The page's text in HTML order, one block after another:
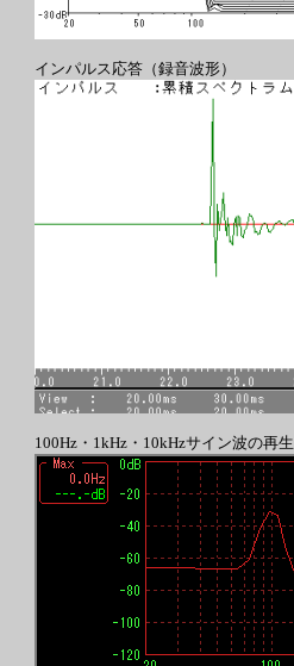
インパルス応答（録音波形）
100Hz・1kHz・10kHzサイン波の再生